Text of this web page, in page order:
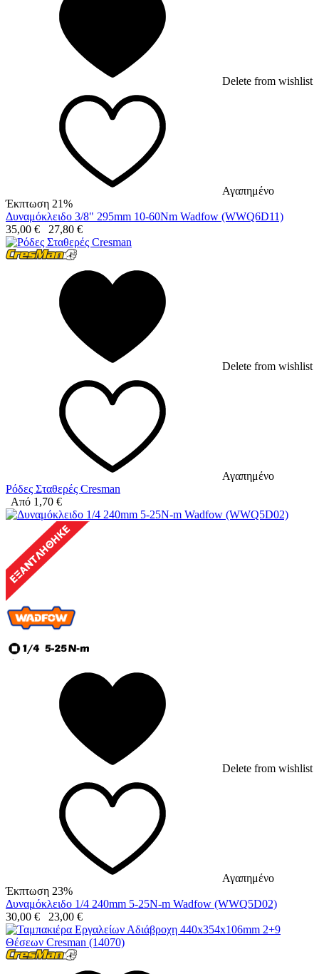
Delete from wishlist
Αγαπημένο
Έκπτωση 21%
Δυναμόκλειδο 3/8" 295mm 10-60Nm Wadfow (WWQ6D11)
35,00 € 27,80 €
Delete from wishlist
Αγαπημένο
Ρόδες Σταθερές Cresman
Από 1,70 €
Delete from wishlist
Αγαπημένο
Έκπτωση 23%
Δυναμόκλειδο 1/4 240mm 5-25N-m Wadfow (WWQ5D02)
30,00 € 23,00 €